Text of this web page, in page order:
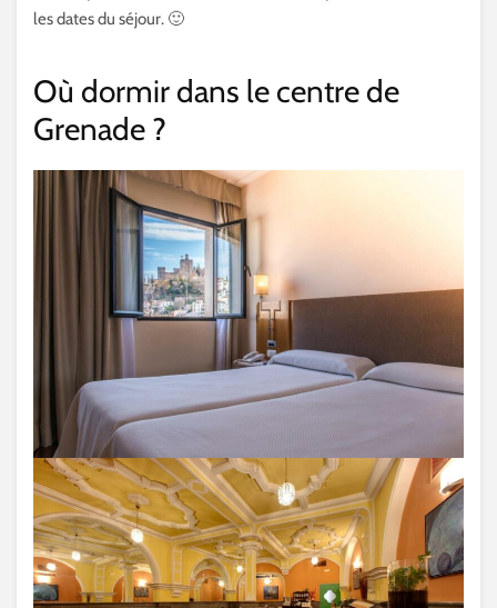
les dates du séjour. 🙂
Où dormir dans le centre de
Grenade ?